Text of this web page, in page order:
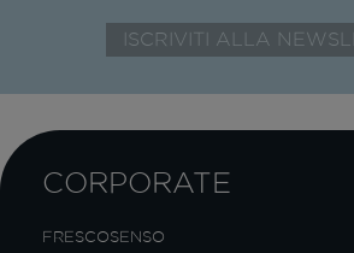
CORPORATE
FRESCOSENSO